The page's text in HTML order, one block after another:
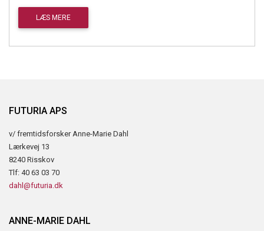
LÆS MERE
FUTURIA APS
v/ fremtidsforsker Anne-Marie Dahl
Lærkevej 13
8240 Risskov
Tlf: 40 63 03 70
dahl@futuria.dk
ANNE-MARIE DAHL